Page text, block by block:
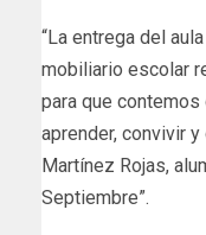
“La entrega del
mobiliario escolar
para que
aprender, convivir
Martínez Rojas,
Septiembre”.